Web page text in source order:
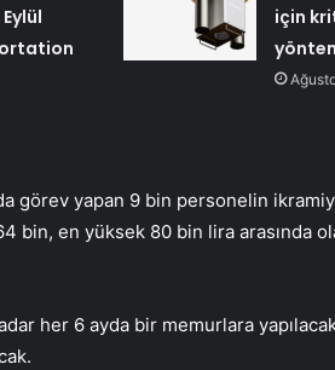
için
görev yapan 9 bin personelin
bin, en yüksek 80 bin lira arasında
her 6 ayda bir memurlara